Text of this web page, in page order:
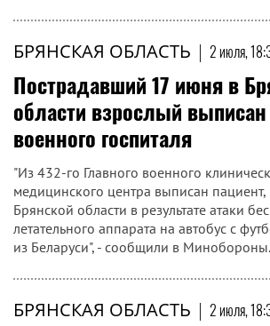
БРЯНСКАЯ ОБЛАСТЬ | 2 июля,
Пострадавший 17 июня в
области взрослый выписан
военного госпиталя
"Из 432-го Главного военного
медицинского центра выписан
Брянской области в результате атаки
летательного аппарата на автобус с
из Беларуси", - сообщили в Минобороны.
БРЯНСКАЯ ОБЛАСТЬ | 2 июля,